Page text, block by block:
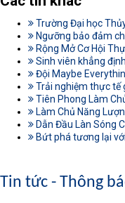
Trường Đại học
Ngưỡng bảo đảm
Rộng Mở Cơ Hội
Sinh viên khẳng
Đội Maybe
Trải nghiệm thực tế
Tiên Phong Làm
Làm Chủ Năng
Dẫn Đầu Làn Sóng
Bứt phá tương lại
Tin tức - Thông